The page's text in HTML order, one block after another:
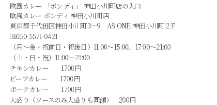
欧風カレー 「ボンディ」 神田小川町店の入口
欧風カレー ボンディ 神田小川町店
東京都千代田区神田小川町3－9 AS ONE 神田小川町２F
℡050-5571-0421
（月～金・祝前日・祝後日）11:00～15:00、17:00～21:00
（土・日・祝）11:00～21:00
チキンカレー 1700円
ビーフカレー 1700円
ポークカレー 1700円
大盛り（ソースのみ大盛りも同額） 200円